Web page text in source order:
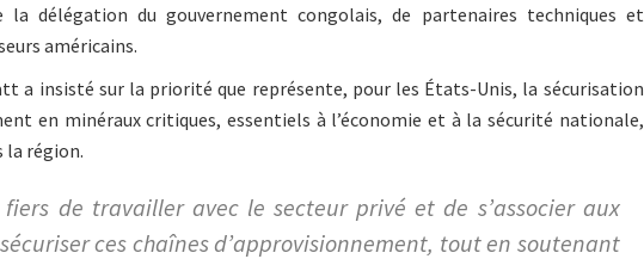
la délégation du gouvernement congolais, de partenaires techniques et
américains.
a insisté sur la priorité que représente, pour les États-Unis, la sécurisation
en minéraux critiques, essentiels à l’économie et à la sécurité nationale,
la région.
fiers de travailler avec le secteur privé et de s’associer aux
ces chaînes d’approvisionnement, tout en soutenant